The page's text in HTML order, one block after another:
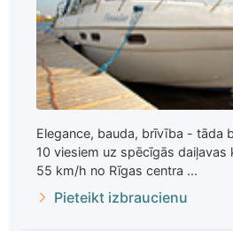
Elegance, bauda, brīvība - tāda
10 viesiem uz spēcīgās daiļavas
55 km/h no Rīgas centra ...
Pieteikt izbraucienu